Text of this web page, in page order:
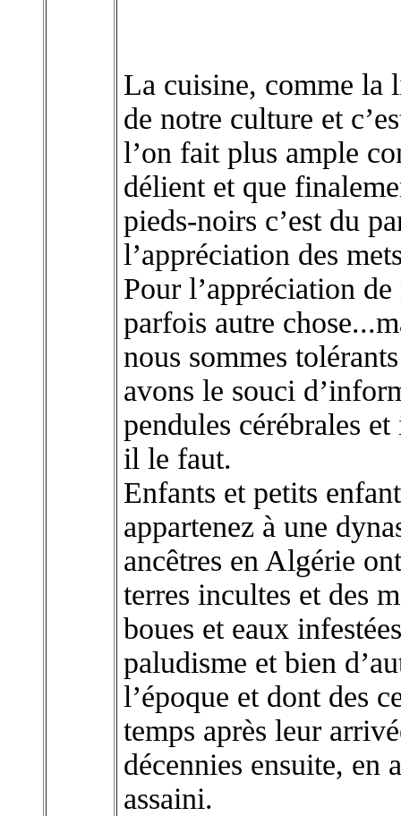
La cuisine, comme la
de notre culture et
l’on fait plus ample
délient et que
pieds-noirs c’est du
l’appréciation des
Pour l’appréciation
parfois autre
nous sommes
avons le souci
pendules cérébrales
il le faut.
Enfants et petits
appartenez à une
ancêtres en Algérie
terres incultes et des
boues et eaux
paludisme et bien
l’époque et dont des
temps après leur
décennies ensuite, en
assaini.